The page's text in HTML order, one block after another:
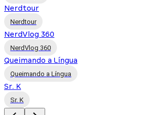
Nerdtour
Nerdtour
NerdVlog 360
NerdVlog 360
Queimando a Língua
Queimando a Língua
Sr. K
Sr. K